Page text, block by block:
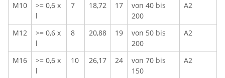
M10
>= 0,6 x
l
7 18,72 17
von 40 bis
200
A2
M12
>= 0,6 x
l
8 20,88 19
von 50 bis
200
A2
M16
>= 0,6 x
l
10 26,17 24
von 70 bis
150
A2